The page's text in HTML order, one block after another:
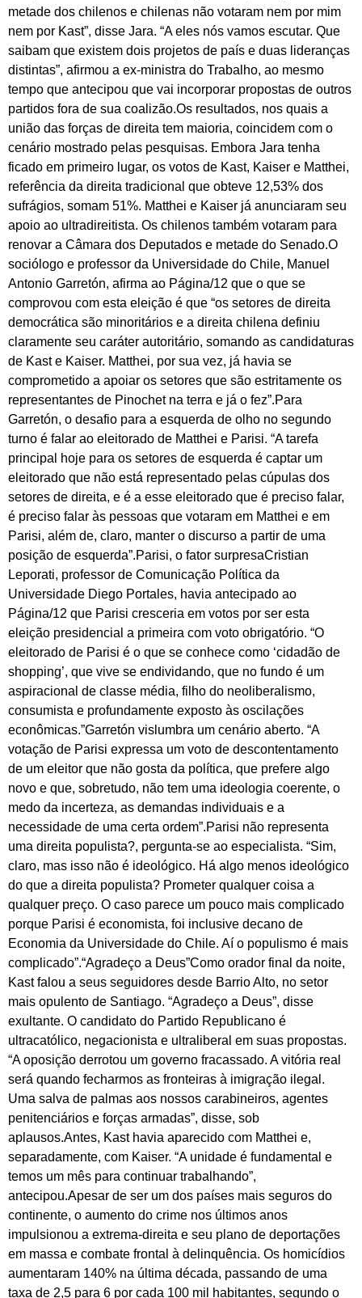
metade dos chilenos e chilenas não votaram nem por mim
nem por Kast”, disse Jara. “A eles nós vamos escutar. Que
saibam que existem dois projetos de país e duas lideranças
distintas”, afirmou a ex-ministra do Trabalho, ao mesmo
tempo que antecipou que vai incorporar propostas de outros
partidos fora de sua coalizão.Os resultados, nos quais a
união das forças de direita tem maioria, coincidem com o
cenário mostrado pelas pesquisas. Embora Jara tenha
ficado em primeiro lugar, os votos de Kast, Kaiser e Matthei,
referência da direita tradicional que obteve 12,53% dos
sufrágios, somam 51%. Matthei e Kaiser já anunciaram seu
apoio ao ultradireitista. Os chilenos também votaram para
renovar a Câmara dos Deputados e metade do Senado.O
sociólogo e professor da Universidade do Chile, Manuel
Antonio Garretón, afirma ao Página/12 que o que se
comprovou com esta eleição é que “os setores de direita
democrática são minoritários e a direita chilena definiu
claramente seu caráter autoritário, somando as candidaturas
de Kast e Kaiser. Matthei, por sua vez, já havia se
comprometido a apoiar os setores que são estritamente os
representantes de Pinochet na terra e já o fez”.Para
Garretón, o desafio para a esquerda de olho no segundo
turno é falar ao eleitorado de Matthei e Parisi. “A tarefa
principal hoje para os setores de esquerda é captar um
eleitorado que não está representado pelas cúpulas dos
setores de direita, e é a esse eleitorado que é preciso falar,
é preciso falar às pessoas que votaram em Matthei e em
Parisi, além de, claro, manter o discurso a partir de uma
posição de esquerda”.Parisi, o fator surpresaCristian
Leporati, professor de Comunicação Política da
Universidade Diego Portales, havia antecipado ao
Página/12 que Parisi cresceria em votos por ser esta
eleição presidencial a primeira com voto obrigatório. “O
eleitorado de Parisi é o que se conhece como ‘cidadão de
shopping’, que vive se endividando, que no fundo é um
aspiracional de classe média, filho do neoliberalismo,
consumista e profundamente exposto às oscilações
econômicas.”Garretón vislumbra um cenário aberto. “A
votação de Parisi expressa um voto de descontentamento
de um eleitor que não gosta da política, que prefere algo
novo e que, sobretudo, não tem uma ideologia coerente, o
medo da incerteza, as demandas individuais e a
necessidade de uma certa ordem”.Parisi não representa
uma direita populista?, pergunta-se ao especialista. “Sim,
claro, mas isso não é ideológico. Há algo menos ideológico
do que a direita populista? Prometer qualquer coisa a
qualquer preço. O caso parece um pouco mais complicado
porque Parisi é economista, foi inclusive decano de
Economia da Universidade do Chile. Aí o populismo é mais
complicado”.“Agradeço a Deus”Como orador final da noite,
Kast falou a seus seguidores desde Barrio Alto, no setor
mais opulento de Santiago. “Agradeço a Deus”, disse
exultante. O candidato do Partido Republicano é
ultracatólico, negacionista e ultraliberal em suas propostas.
“A oposição derrotou um governo fracassado. A vitória real
será quando fecharmos as fronteiras à imigração ilegal.
Uma salva de palmas aos nossos carabineiros, agentes
penitenciários e forças armadas”, disse, sob
aplausos.Antes, Kast havia aparecido com Matthei e,
separadamente, com Kaiser. “A unidade é fundamental e
temos um mês para continuar trabalhando”,
antecipou.Apesar de ser um dos países mais seguros do
continente, o aumento do crime nos últimos anos
impulsionou a extrema-direita e seu plano de deportações
em massa e combate frontal à delinquência. Os homicídios
aumentaram 140% na última década, passando de uma
taxa de 2,5 para 6 por cada 100 mil habitantes, segundo o